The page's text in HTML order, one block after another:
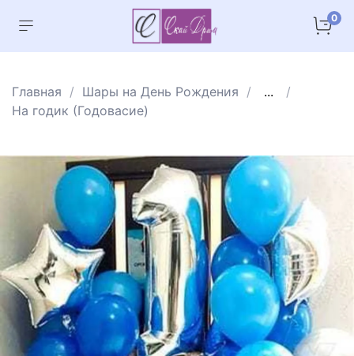
0
Главная Шары на День Рождения
...
На годик (Годовасие)